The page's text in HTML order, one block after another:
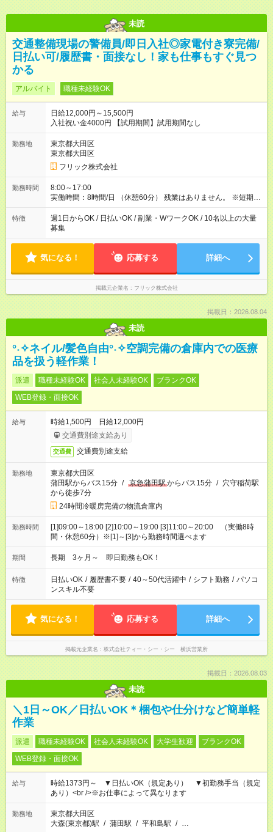
未読
交通整備現場の警備員/即日入社◎家電付き寮完備/
日払い可/履歴書・面接なし！家も仕事もすぐ見つ
かる
アルバイト 職種未経験OK
給与
日給12,000円～15,500円
入社祝い金4000円 【試用期間】試用期間なし
勤務地
東京都大田区
東京都大田区
フリック株式会社
勤務時間
8:00～17:00
実働時間：8時間/日 （休憩60分） 残業はありません。 ※短期の
募集は行っておりません。予めご了承くださいませ。
特徴
週1日からOK / 日払いOK / 副業・WワークOK / 10名以上の大量
募集
気になる！ 応募する 詳細へ
掲載元企業名 フリック株式会社
掲載日：2026.08.04
未読
°˖✧ネイル/髪色自由°˖✧空調完備の倉庫内での医療
品を扱う軽作業！
派遣 職種未経験OK 社会人未経験OK
ブランクOK
WEB登録・面接OK
給与
時給1,500円 日給12,000円
交通費別途支給あり
交通費 交通費別途支給
勤務地
東京都大田区
蒲田駅からバス15分 / 京急蒲田駅からバス15分 / 穴守稲荷駅
から徒歩7分
24時間冷暖房完備の物流倉庫内
勤務時間
[1]09:00～18:00 [2]10:00～19:00 [3]11:00～20:00 （実働8時
間・休憩60分）※[1]～[3]から勤務時間選べます
期間 長期 3ヶ月～ 即日勤務もOK！
特徴 日払いOK / 履歴書不要 / 40～50代活躍中 / シフト勤務 / パソコ
ンスキル不要
気になる！ 応募する 詳細へ
掲載元企業名 株式会社ティー・シー・シー 横浜営業所
掲載日：2026.08.03
未読
＼1日～OK／日払いOK＊梱包や仕分けなど簡単軽
作業
派遣 職種未経験OK 社会人未経験OK 大学生歓迎
ブランクOK
WEB登録・面接OK
給与
時給1373円～ ▼日払いOK（規定あり） ▼初勤務手当（規定
あり）<br />※お仕事によって異なります
勤務地
東京都大田区
大森(東京都)駅 / 蒲田駅 / 平和島駅 / …